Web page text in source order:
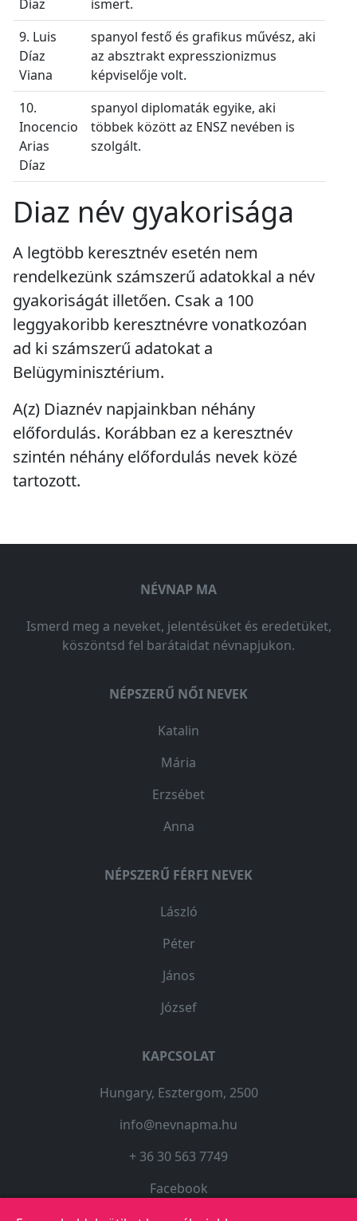
Díaz
ismert.
9. Luis
Díaz
Viana
spanyol festő és grafikus művész, aki
az absztrakt expresszionizmus
képviselője volt.
10.
Inocencio
Arias
Díaz
spanyol diplomaták egyike, aki
többek között az ENSZ nevében is
szolgált.
Diaz név gyakorisága
A legtöbb keresztnév esetén nem
rendelkezünk számszerű adatokkal a név
gyakoriságát illetően. Csak a 100
leggyakoribb keresztnévre vonatkozóan
ad ki számszerű adatokat a
Belügyminisztérium.
A(z) Diaznév napjainkban néhány
előfordulás. Korábban ez a keresztnév
szintén néhány előfordulás nevek közé
tartozott.
NÉVNAP MA
Ismerd meg a neveket, jelentésüket és eredetüket,
köszöntsd fel barátaidat névnapjukon.
NÉPSZERŰ NŐI NEVEK
Katalin
Mária
Erzsébet
Anna
NÉPSZERŰ FÉRFI NEVEK
László
Péter
János
József
KAPCSOLAT
Hungary, Esztergom, 2500
info@nevnapma.hu
+ 36 30 563 7749
Facebook